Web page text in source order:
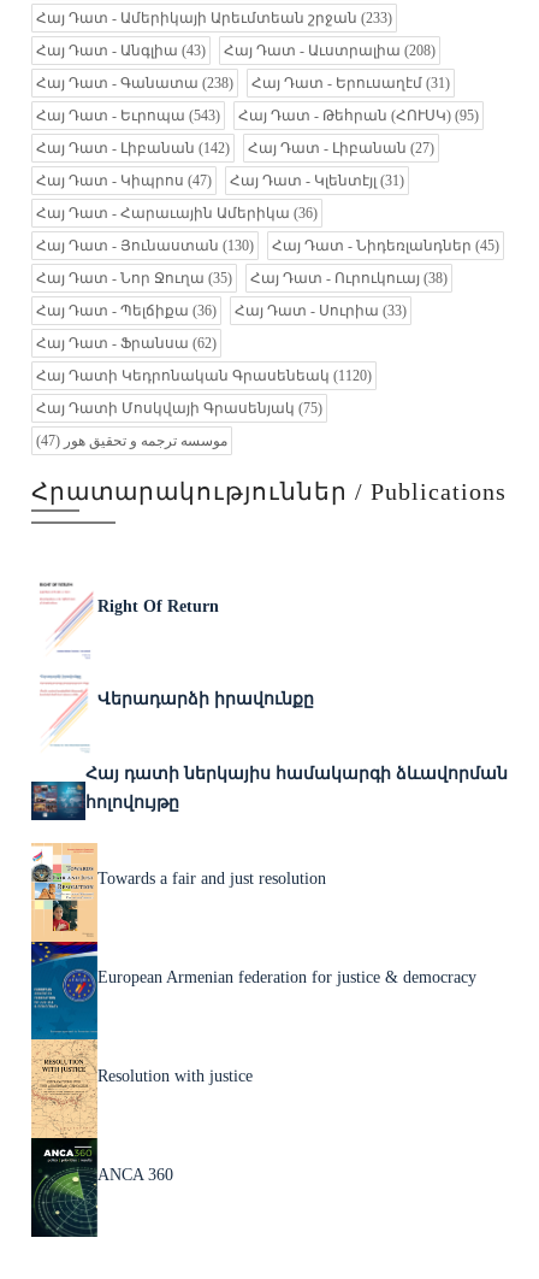
Հայ Դատ - Ամերիկայի Արեւմտեան շրջան (233)
Հայ Դատ - Անգլիա (43) Հայ Դատ - Աւստրալիա (208)
Հայ Դատ - Գանատա (238) Հայ Դատ - Երուսաղէմ (31)
Հայ Դատ - Եւրոպա (543) Հայ Դատ - Թեհրան (ՀՈՒՍԿ) (95)
Հայ Դատ - Լիբանան (142) Հայ Դատ - Լիբանան (27)
Հայ Դատ - Կիպրոս (47) Հայ Դատ - Կլենտէյլ (31)
Հայ Դատ - Հարաւային Ամերիկա (36)
Հայ Դատ - Յունաստան (130) Հայ Դատ - Նիդեռլանդներ (45)
Հայ Դատ - Նոր Ջուղա (35) Հայ Դատ - Ուրուկուայ (38)
Հայ Դատ - Պելճիքա (36) Հայ Դատ - Սուրիա (33)
Հայ Դատ - Ֆրանսա (62)
Հայ Դատի Կեդրոնական Գրասենեակ (1120)
Հայ Դատի Մոսկվայի Գրասենյակ (75)
موسسه ترجمه و تحقیق هور (47)
Հրատարակություններ / Publications
Right Of Return
Վերադարձի իրավունքը
Հայ դատի ներկայիս համակարգի ձևավորման
հոլովույթը
Towards a fair and just resolution
European Armenian federation for justice & democracy
Resolution with justice
ANCA 360